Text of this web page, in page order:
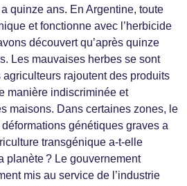
quinze ans. En Argentine, toute
et fonctionne avec l’herbicide
découvert qu’après quinze
Les mauvaises herbes se sont
rajoutent des produits
manière indiscriminée et
maisons. Dans certaines zones, le
génétiques graves a
transgénique a-t-elle
planète ? Le gouvernement
mis au service de l’industrie